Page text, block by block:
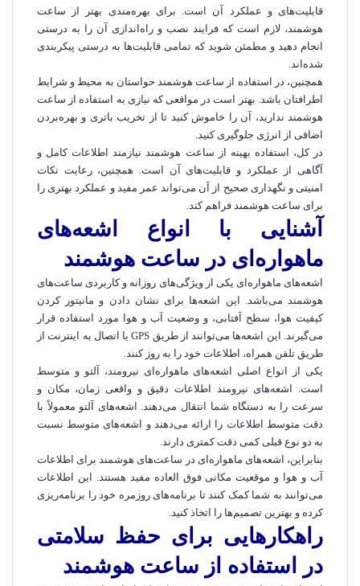
قابلیت‌های و عملکرد آن است. برای بهره‌مندی بهتر از ساعت
هوشمند، لازم است که فرایند نصب و راه‌اندازی آن را به درستی
انجام دهید و مطمئن شوید که تمامی قابلیت‌ها به درستی پیکربندی
شده‌اند.
همچنین، در استفاده از ساعت هوشمند حواستان به محیط و شرایط
اطرافتان باشد. بهتر است در مواقعی که نیازی به استفاده از ساعت
هوشمند ندارید، آن را خاموش کنید تا از تخریب باتری و بهره‌بردن
اضافی از انرژی جلوگیری کنید.
در کل، استفاده بهینه از ساعت هوشمند نیازمند اطلاعات کامل و
آگاهی از عملکرد و قابلیت‌های آن است. همچنین، رعایت نکات
امنیتی و نگهداری صحیح از آن می‌تواند عمر مفید و عملکرد بهتری را
برای ساعت هوشمند فراهم کند.
آشنایی با انواع اشعه‌های
ماهواره‌ای در ساعت هوشمند
اشعه‌های ماهواره‌ای یکی از ویژگی‌های روزانه و کاربردی ساعت‌های
هوشمند می‌باشد. این اشعه‌ها برای نشان دادن و مانیتور کردن
کیفیت هوا، سطح آفتابی، و وضعیت آب و هوا مورد استفاده قرار
می‌گیرند. این اشعه‌ها می‌توانند از طریق GPS یا اتصال به اینترنت از
طریق تلفن همراه، اطلاعات خود را به روز کنند.
یکی از انواع اصلی اشعه‌های ماهواره‌ای نیرومند، آلتو و متوسط
است. اشعه‌های نیرومند اطلاعات دقیق و واقعی زمان، مکان و
سرعت را به دستگاه شما انتقال می‌دهند. اشعه‌های آلتو معمولاً با
دقت متوسط اطلاعات را ارائه می‌دهند و اشعه‌های متوسط نسبت
به دو نوع قبلی کمی دقت کمتری دارند.
بنابراین، اشعه‌های ماهواره‌ای در ساعت‌های هوشمند برای اطلاعات
آب و هوا و موقعیت مکانی فوق العاده مفید هستند. این اطلاعات
می‌توانند به شما کمک کنند تا برنامه‌های روزمره خود را برنامه‌ریزی
کرده و بهترین تصمیم‌ها را اتخاذ کنید.
راهکارهایی برای حفظ سلامتی
در استفاده از ساعت هوشمند